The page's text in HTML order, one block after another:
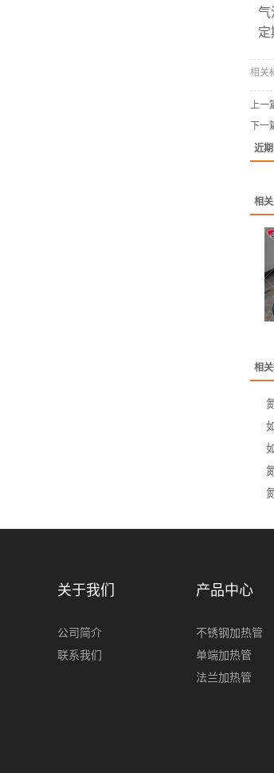
气
定
相关
上一
下一
近期
相关
相关
关于我们
公司简介
联系我们
产品中心
不锈钢加热管
单端加热管
法兰加热管